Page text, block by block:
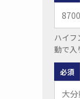
ハイフ
動で入
必須